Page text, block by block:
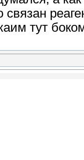
связан
тут